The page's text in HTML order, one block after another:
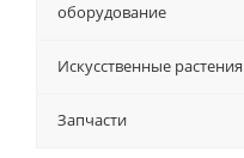
оборудование
Искусственные растения
Запчасти